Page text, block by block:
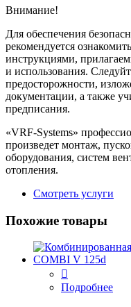
Внимание!
Для обеспечения
рекомендуется
инструкциями,
и использования.
предосторожности,
документации, а также
предписания.
«VRF-Systems»
произведет монтаж,
оборудования, систем
отопления.
Смотреть услуги
Похожие товары
Подробнее